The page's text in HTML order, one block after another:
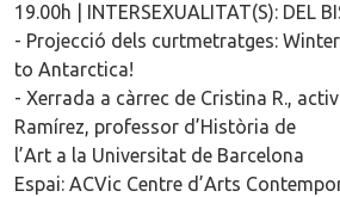
19.00h | INTERSEXUALITAT(S): DEL
- Projecció dels curtmetratges: Winter
to Antarctica!
- Xerrada a càrrec de Cristina R.,
Ramírez, professor d’Història de
l’Art a la Universitat de Barcelona
Espai: ACVic Centre d’Arts